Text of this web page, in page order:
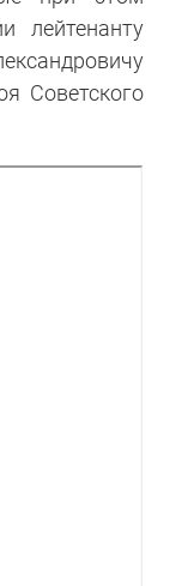
лейтенанту
Советского